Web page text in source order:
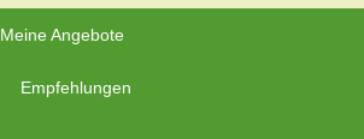
Meine Angebote
Empfehlungen